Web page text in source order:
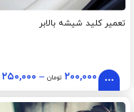
تعمیر کلید شیشه بالابر
۲۰۰,۰۰۰ تومان– ۲۵۰,۰۰۰